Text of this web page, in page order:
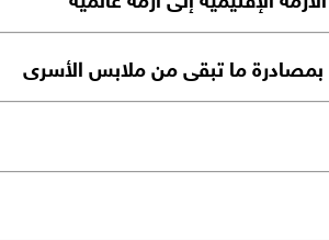
بمصادرة ما تبقى من ملابس الأسرى